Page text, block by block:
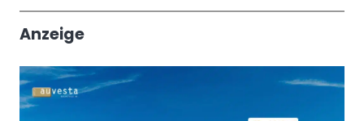
Anzeige